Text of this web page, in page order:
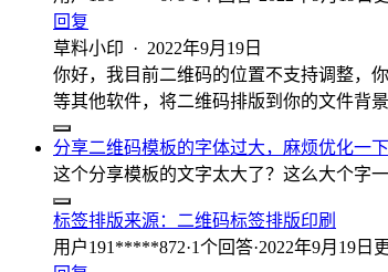
回复
草料小印 · 2022年9月19日
你好，我目前二维码的位置不支持调整，
等其他软件，将二维码排版到你的文件背景
分享二维码模板的字体过大，麻烦优化一下
这个分享模板的文字太大了？这么大个字
标签排版来源： 二维码标签排版印刷
用户191*****872·1个回答·2022年9月19日